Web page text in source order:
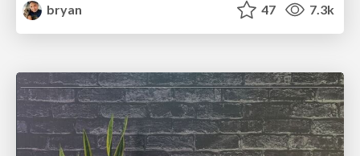
bryan
47 7.3k